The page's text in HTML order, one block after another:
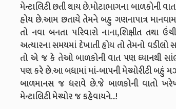
મેન્ટાલિટી છતી થાય છે.મોટાભાગના બાળકોની
હોય છે.આમ છતાયે તેમને બહુ ગણનાપાત્ર
તો નવા બનતા પરિવારો નાના,શિક્ષીત
અત્યારના સમયમાં દેખાતી હોય તો તેમનો
તો એ જ કે તેઓ બાળકોની વાત પણ ધ્યાનથી
પણ કરે છે.આ બધામાં માં-બાપની મેચ્યોરીટી બહું
બાળમાનસ જ ધરાવે છે.જે બાળકોની વાતો
મેન્ટાલિટી મેચ્યોર જ કહેવાયને...!